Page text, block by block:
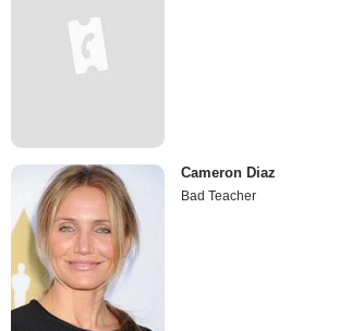
Cameron Diaz
Bad Teacher